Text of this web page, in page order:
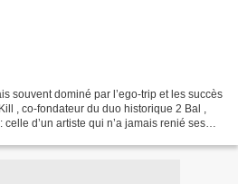
souvent dominé par l’ego-trip et les succès
, co-fondateur du duo historique 2 Bal ,
d’un artiste qui n’a jamais renié ses